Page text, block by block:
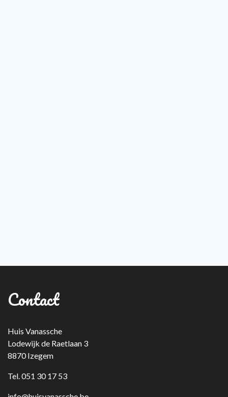
Contact
Huis Vanassche
Lodewijk de Raetlaan 3
8870 Izegem
Tel. 051 30 17 53